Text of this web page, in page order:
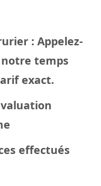
: Appelez-
temps
exact.
effectués